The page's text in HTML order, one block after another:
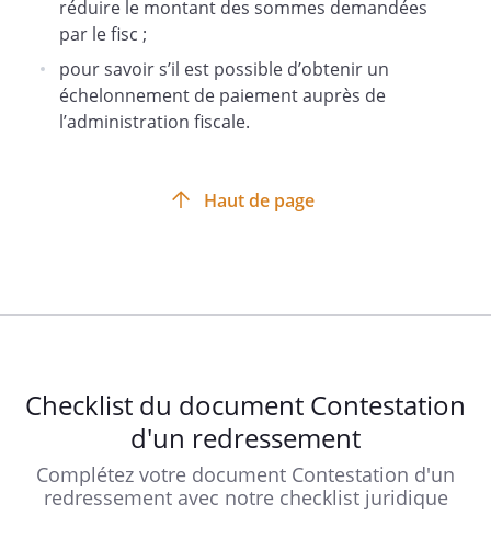
réduire le montant des sommes demandées
par le fisc ;
pour savoir s’il est possible d’obtenir un
échelonnement de paiement auprès de
l’administration fiscale.
Haut de page
Checklist du document Contestation
d'un redressement
Complétez votre document Contestation d'un
redressement avec notre checklist juridique